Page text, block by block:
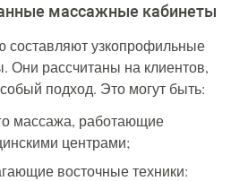
массажные кабинеты
составляют узкопрофильные
Они рассчитаны на клиентов,
подход. Это могут быть:
массажа, работающие
центрами;
восточные техники: